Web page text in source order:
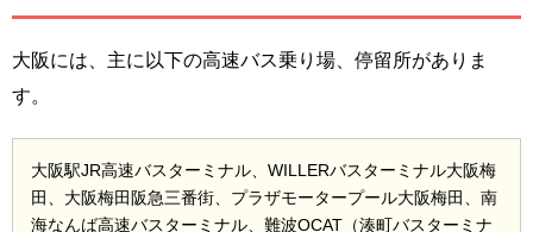
大阪には、主に以下の高速バス乗り場、停留所がありま
す。
大阪駅JR高速バスターミナル、WILLERバスターミナル大阪梅
田、大阪梅田阪急三番街、プラザモータープール大阪梅田、南
海なんば高速バスターミナル、難波OCAT（湊町バスターミナ